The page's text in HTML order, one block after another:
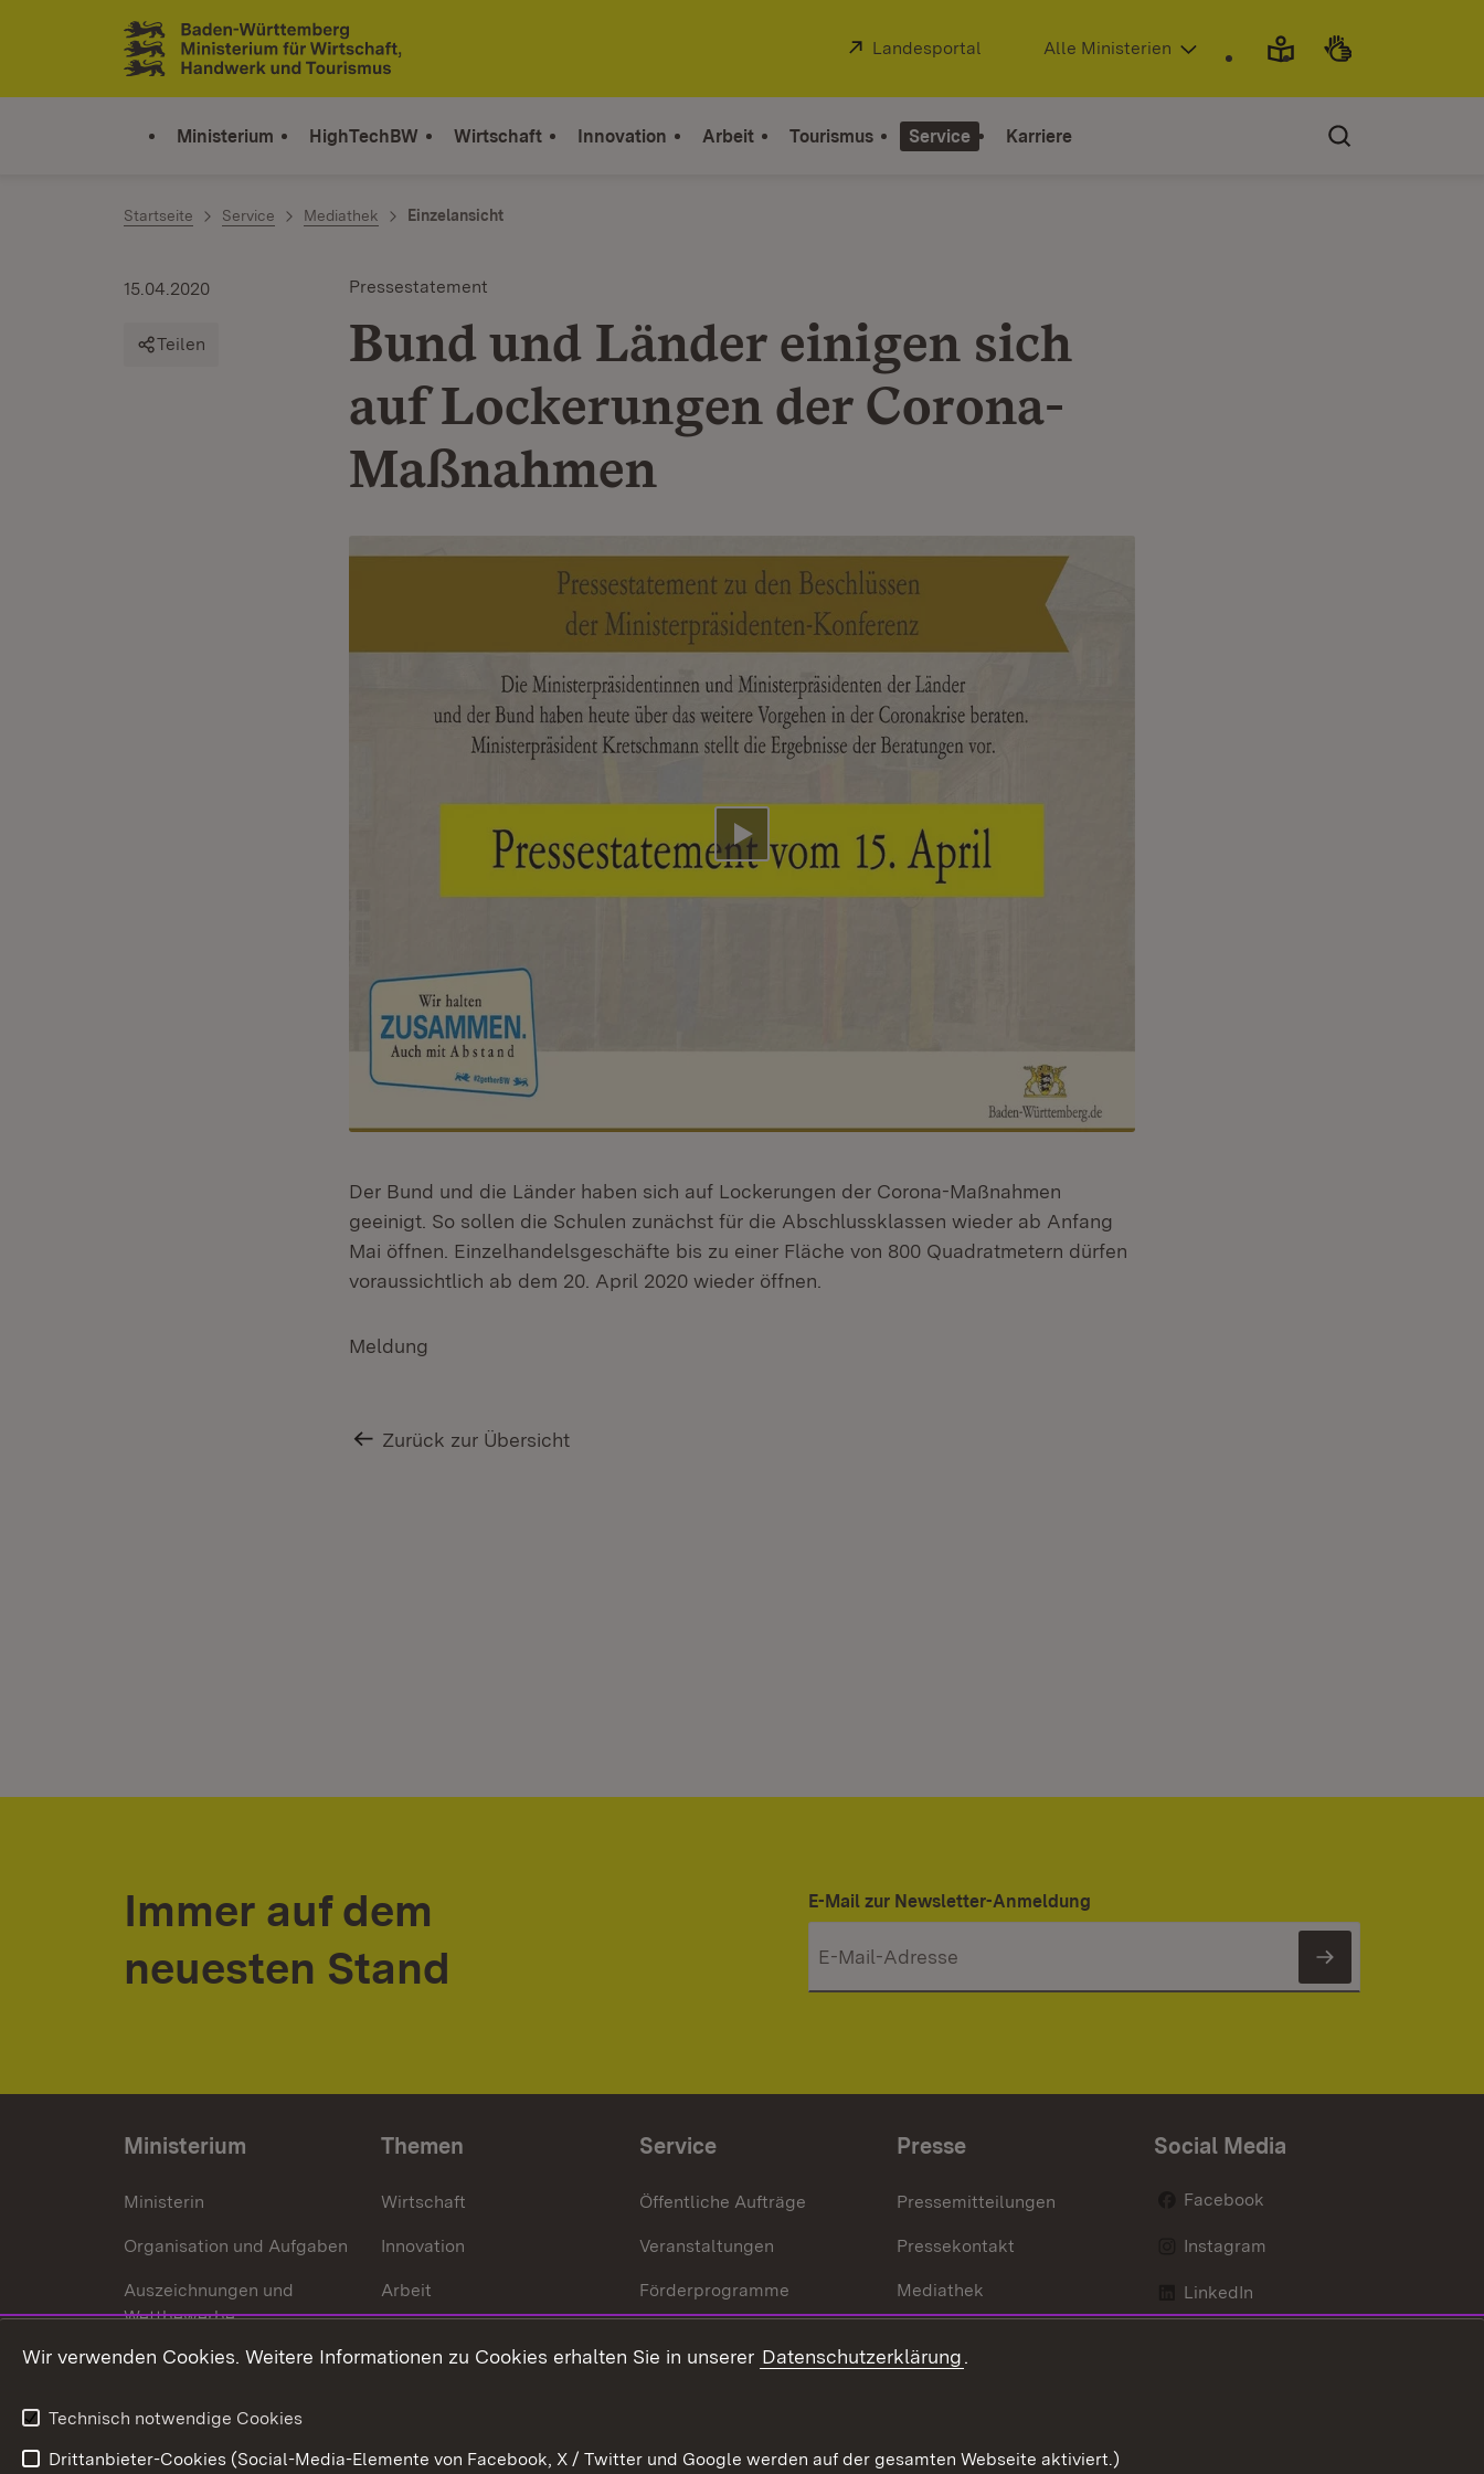
Zum Inhalt springen
Link zur Startseite
Extern:
Landesportal (Öffnet in neuem Fenster)
Alle Ministerien
Ministerium HighTechBW Wirtschaft Innovation Arbeit Tourismus Service Karriere
Startseite Service Mediathek Einzelansicht
Pressestatement
Bund und Länder einigen sich
auf Lockerungen der Corona-
Maßnahmen
15.04.2020
Teilen
Video abspielen
Der Bund und die Länder haben sich auf Lockerungen der Corona-Maßnahmen
geeinigt. So sollen die Schulen zunächst für die Abschlussklassen wieder ab Anfang
Mai öffnen. Einzelhandelsgeschäfte bis zu einer Fläche von 800 Quadratmetern dürfen
voraussichtlich ab dem 20. April 2020 wieder öffnen.
Meldung
Zurück zur Übersicht
Immer auf dem
neuesten Stand
E-Mail zur Newsletter-Anmeldung
Newsletter
Ministerium
Ministerin
Organisation und Aufgaben
Auszeichnungen und
Wettbewerbe
Themen
Wirtschaft
Innovation
Arbeit
Service
Öffentliche Aufträge
Veranstaltungen
Förderprogramme
Presse
Pressemitteilungen
Pressekontakt
Mediathek
Social Media
Facebook
Instagram
LinkedIn
Wir verwenden Cookies. Weitere Informationen zu Cookies erhalten Sie in unserer Datenschutzerklärung.
Technisch notwendige Cookies
Drittanbieter-Cookies (Social-Media-Elemente von Facebook, X / Twitter und Google werden auf der gesamten Webseite aktiviert.)